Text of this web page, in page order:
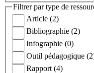
Filtrer par type de
Article (2)
Bibliographie (2)
Infographie (0)
Outil pédagogique
Rapport (4)